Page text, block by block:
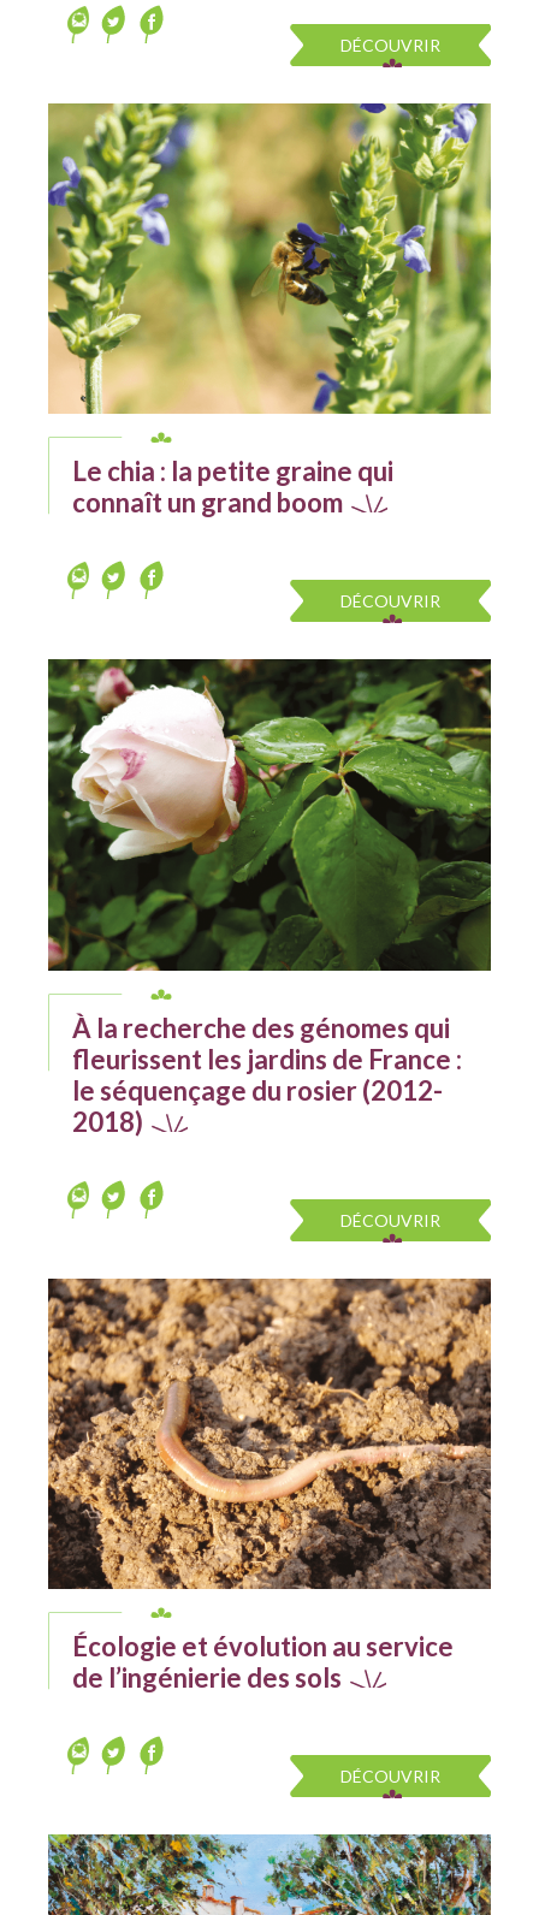
DÉCOUVRIR
Le chia : la petite graine qui
connaît un grand boom
DÉCOUVRIR
À la recherche des génomes qui
fleurissent les jardins de France :
le séquençage du rosier (2012-
2018)
DÉCOUVRIR
Écologie et évolution au service
de l’ingénierie des sols
DÉCOUVRIR